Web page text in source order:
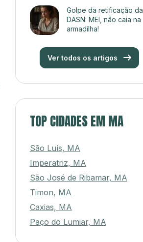
Golpe da retificação da
DASN: MEI, não caia na
armadilha!
Ver todos os artigos
TOP CIDADES EM MA
São Luís, MA
Imperatriz, MA
São José de Ribamar, MA
Timon, MA
Caxias, MA
Paço do Lumiar, MA